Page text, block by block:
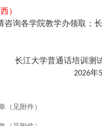
）
询各学院教学办领取；
学普通话培训测
年5
（见附件）